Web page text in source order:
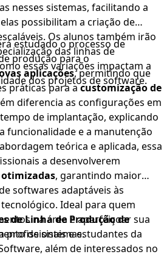
nesses sistemas, facilitando a
possibilitam a criação de
Os alunos também irão
das linhas de
essas variações impactam a
dos projetos de software.
estudado o processo de
produção para o
aplicações, permitindo que
práticas para acustomização de
diferencia as configurações em
de implantação, explicando
funcionalidade e a manutenção
teórica e aplicada, essa
a desenvolverem
, garantindo maior
softwares adaptáveis às
Ideal para quem
na área e aperfeiçoar sua
de sistemas.
de Linha de Produção de
profissionais e estudantes da
além de interessados no